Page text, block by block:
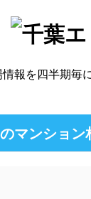
報を四半期毎
マンショ